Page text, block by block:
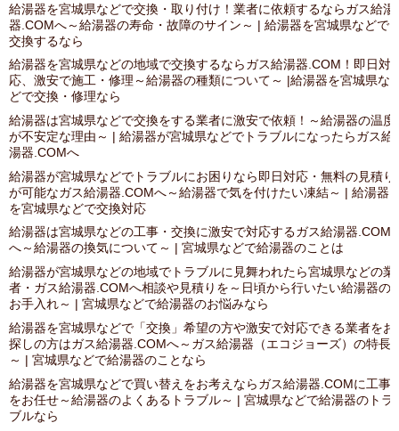
給湯器を宮城県などで交換・取り付け！業者に依頼するならガス給湯
器.COMへ～給湯器の寿命・故障のサイン～ | 給湯器を宮城県などで
交換するなら
給湯器を宮城県などの地域で交換するならガス給湯器.COM！即日対
応、激安で施工・修理～給湯器の種類について～ |給湯器を宮城県な
どで交換・修理なら
給湯器は宮城県などで交換をする業者に激安で依頼！～給湯器の温度
が不安定な理由～ | 給湯器が宮城県などでトラブルになったらガス給
湯器.COMへ
給湯器が宮城県などでトラブルにお困りなら即日対応・無料の見積り
が可能なガス給湯器.COMへ～給湯器で気を付けたい凍結～ | 給湯器
を宮城県などで交換対応
給湯器は宮城県などの工事・交換に激安で対応するガス給湯器.COM
へ～給湯器の換気について～ | 宮城県などで給湯器のことは
給湯器が宮城県などの地域でトラブルに見舞われたら宮城県などの業
者・ガス給湯器.COMへ相談や見積りを～日頃から行いたい給湯器の
お手入れ～ | 宮城県などで給湯器のお悩みなら
給湯器を宮城県などで「交換」希望の方や激安で対応できる業者をお
探しの方はガス給湯器.COMへ～ガス給湯器（エコジョーズ）の特長
～ | 宮城県などで給湯器のことなら
給湯器を宮城県などで買い替えをお考えならガス給湯器.COMに工事
をお任せ～給湯器のよくあるトラブル～ | 宮城県などで給湯器のトラ
ブルなら